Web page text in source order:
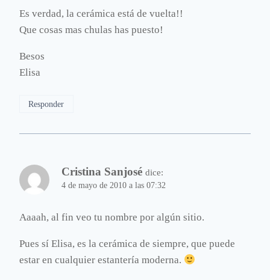
Es verdad, la cerámica está de vuelta!!
Que cosas mas chulas has puesto!
Besos
Elisa
Responder
Cristina Sanjosé dice:
4 de mayo de 2010 a las 07:32
Aaaah, al fin veo tu nombre por algún sitio.
Pues sí Elisa, es la cerámica de siempre, que puede
estar en cualquier estantería moderna.